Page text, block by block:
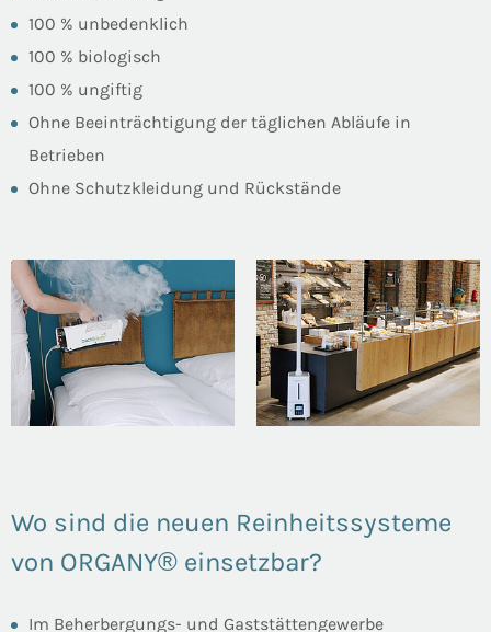
100 % unbedenklich
100 % biologisch
100 % ungiftig
Ohne Beeinträchtigung der täglichen Abläufe in
Betrieben
Ohne Schutzkleidung und Rückstände
Wo sind die neuen Reinheitssysteme
von ORGANY® einsetzbar?
Im Beherbergungs- und Gaststättengewerbe